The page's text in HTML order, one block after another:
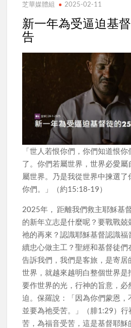
芝華媒體組 2025-02-11
新一年為受逼迫基
告
「世人若恨你們，你們知道恨
了。你們若屬世界，世界必愛屬
屬世界。乃是我從世界中揀選
你們。」（約15:18-19）
2025年， 距離我們救主耶穌基
的新年立志是什麼呢？要戰戰兢
祂的再來？認識耶穌基督認識福
續忠心做主工？聖經和基督徒們
告訴我們，我們是客旅，是寄居
世界，就越來越明白整個世界是
要作世界的光，行神的旨意，必
迫。保羅說：「因為你們蒙恩，
並要為祂受苦。」（腓1:29）行
苦，為福音受苦，這是基督耶穌